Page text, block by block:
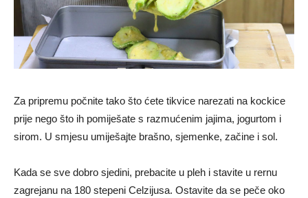
Za pripremu počnite tako što ćete tikvice narezati na kockice
prije nego što ih pomiješate s razmućenim jajima, jogurtom i
sirom. U smjesu umiješajte brašno, sjemenke, začine i sol.
Kada se sve dobro sjedini, prebacite u pleh i stavite u rernu
zagrejanu na 180 stepeni Celzijusa. Ostavite da se peče oko